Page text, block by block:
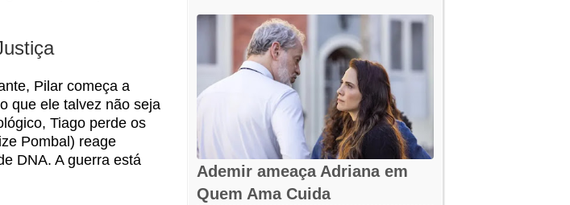
Pilar começa a
que ele talvez não seja
Tiago perde os
Pombal) reage
DNA. A guerra está
Ademir ameaça Adriana em
Quem Ama Cuida